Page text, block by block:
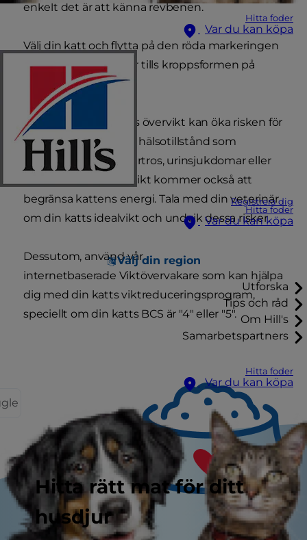
Hitta foder
Var du kan köpa
Registrera dig
Hitta foder
Var du kan köpa
Välj din region
Utforska
Tips och råd
Om Hill's
Samarbetspartners
Hitta foder
Var du kan köpa
Hitta rätt mat för ditt
husdjur
enkelt det är att känna revbenen.
Välj din katt och flytta på den röda markeringen
till höger eller vänster tills kroppsformen på
bilden liknar din katt.
Kom ihåg att en katts övervikt kan öka risken för
att utveckla allvarliga hälsotillstånd som
inkluderar diabetes, artros, urinsjukdomar eller
hjärtåkommor. Övervikt kommer också att
begränsa kattens energi. Tala med din veterinär
om din katts idealvikt och undvik dessa risker.
Dessutom, använd vår
internetbaserade Viktövervakare som kan hjälpa
dig med din katts viktreduceringsprogram,
speciellt om din katts BCS är "4" eller "5".